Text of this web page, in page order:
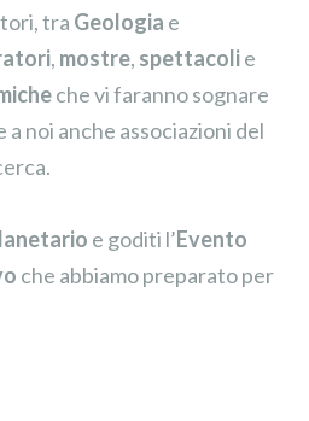
tra Geologia e
, mostre, spettacolie
che vi faranno sognare
noi anche associazioni del
e goditi l’Evento
che abbiamo preparato per